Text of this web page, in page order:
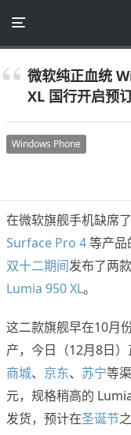
微软纯正血统
XL 国行开启预
Windows Phone
在微软旗舰手机缺席
Surface Pro 4等产
双十二期间发布了两
Lumia 950 XL。
这二款旗舰早在10月
产，今日（12月8日
商城、 京东、 苏宁等
元，规格稍高的
发货，预计在圣诞节